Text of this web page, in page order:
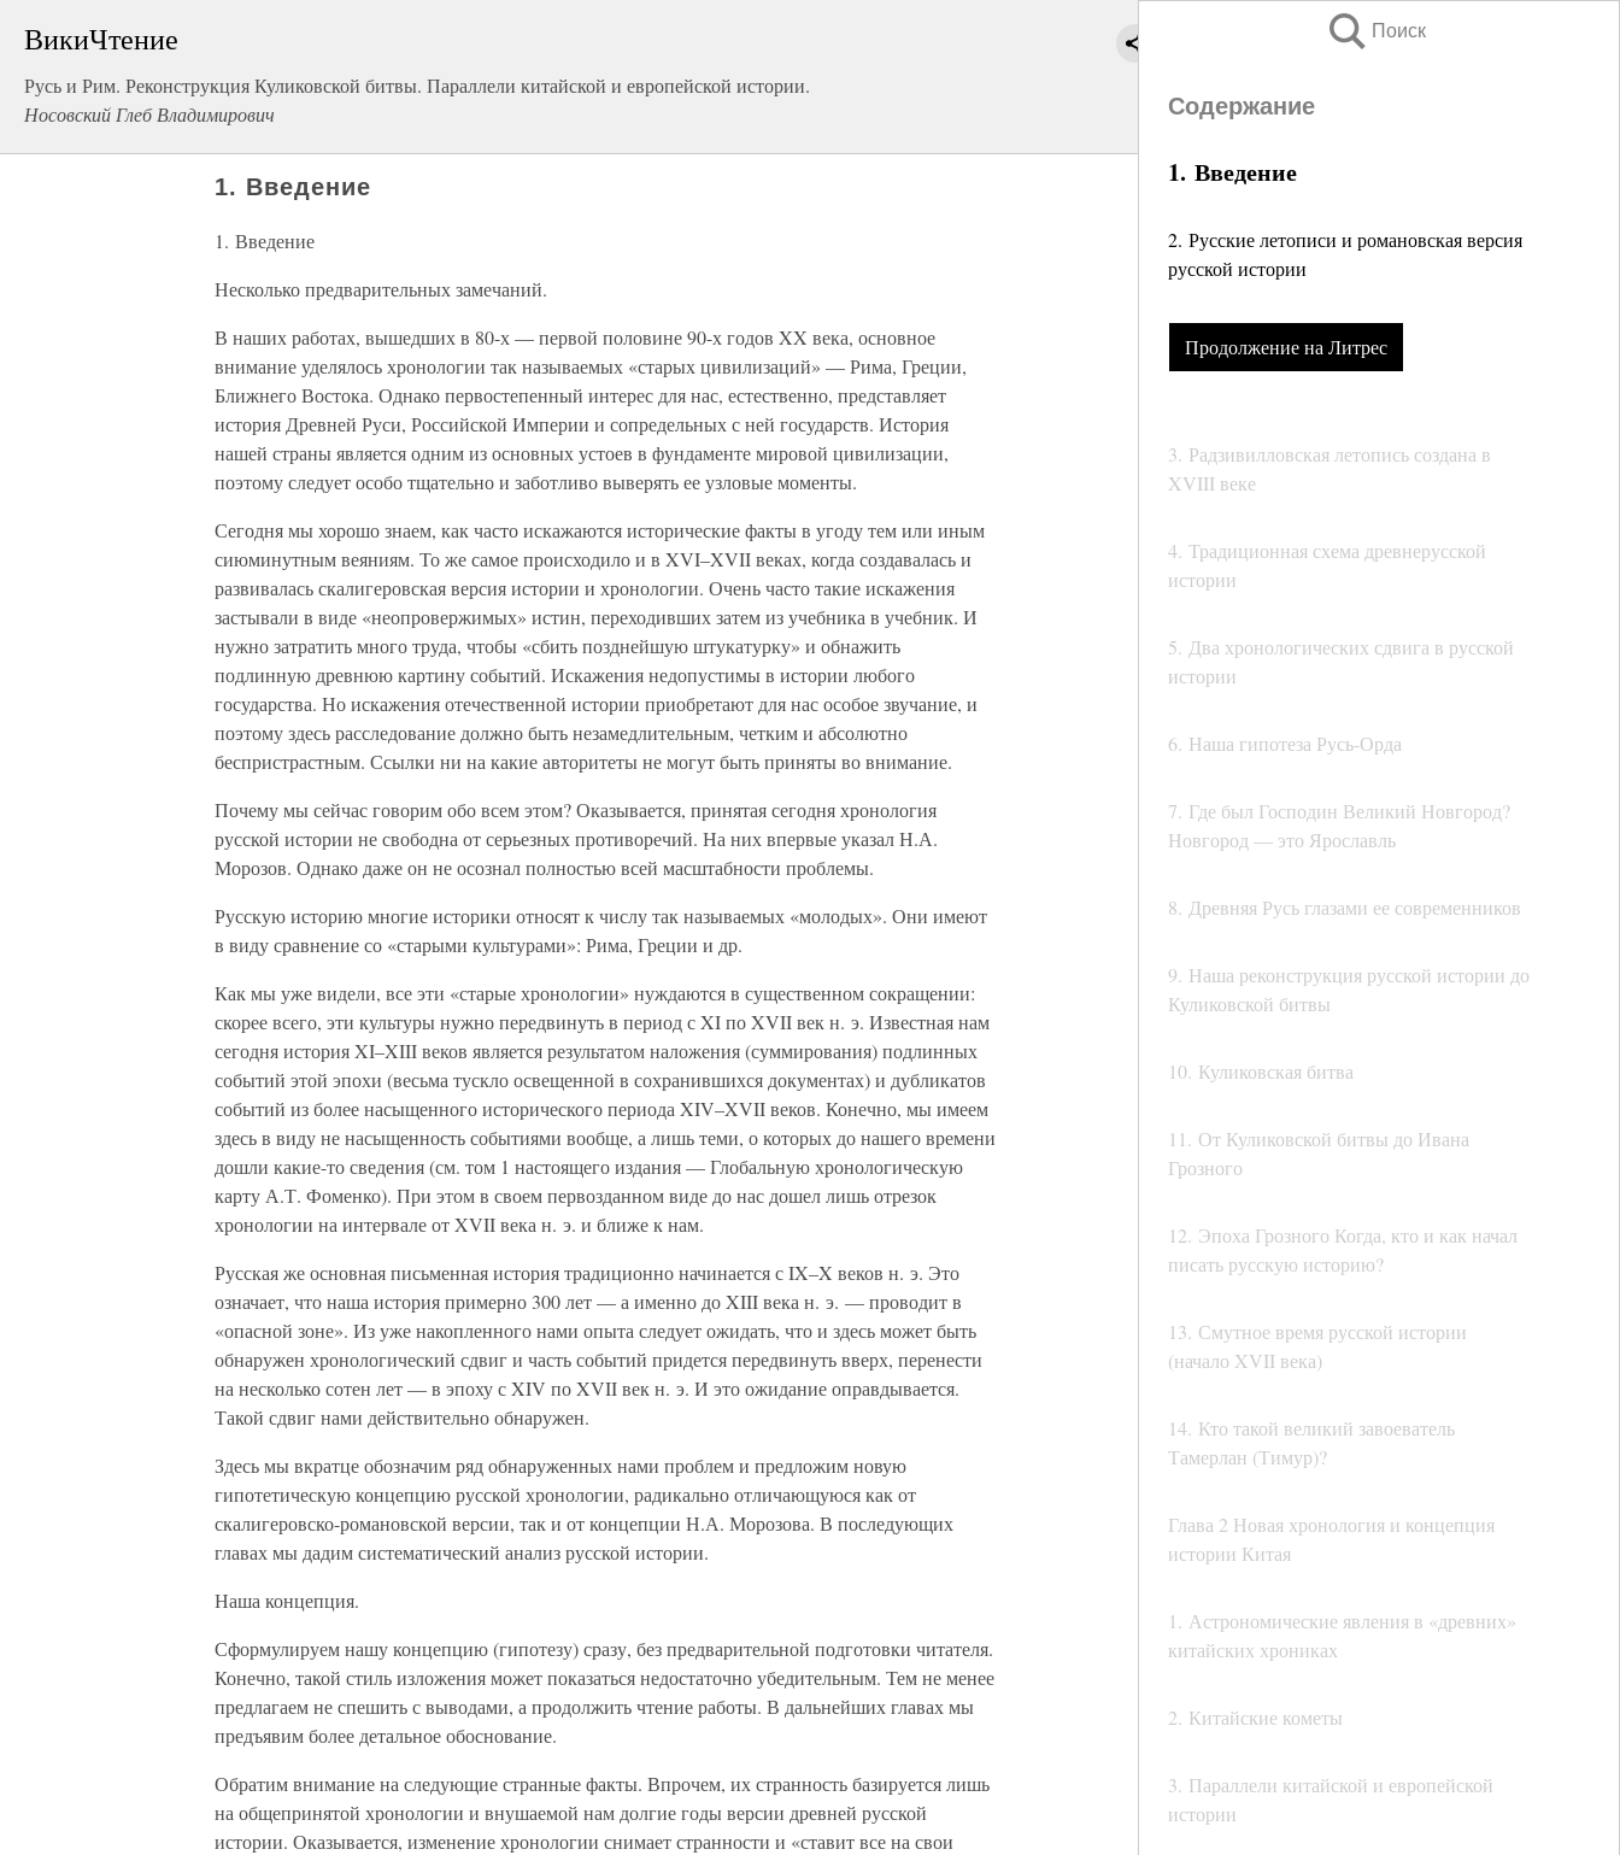
ВикиЧтение
Русь и Рим. Реконструкция Куликовской битвы. Параллели китайской и европейской истории.
Носовский Глеб Владимирович
Поиск
Содержание
1. Введение
2. Русские летописи и романовская версия
русской истории
Продолжение на Литрес
3. Радзивилловская летопись создана в
XVIII веке
4. Традиционная схема древнерусской
истории
5. Два хронологических сдвига в русской
истории
6. Наша гипотеза Русь-Орда
7. Где был Господин Великий Новгород?
Новгород — это Ярославль
8. Древняя Русь глазами ее современников
9. Наша реконструкция русской истории до
Куликовской битвы
10. Куликовская битва
11. От Куликовской битвы до Ивана
Грозного
12. Эпоха Грозного Когда, кто и как начал
писать русскую историю?
13. Смутное время русской истории
(начало XVII века)
14. Кто такой великий завоеватель
Тамерлан (Тимур)?
Глава 2 Новая хронология и концепция
истории Китая
1. Астрономические явления в «древних»
китайских хрониках
2. Китайские кометы
3. Параллели китайской и европейской
истории
1. Введение
1. Введение
Несколько предварительных замечаний.
В наших работах, вышедших в 80-х — первой половине 90-х годов XX века, основное
внимание уделялось хронологии так называемых «старых цивилизаций» — Рима, Греции,
Ближнего Востока. Однако первостепенный интерес для нас, естественно, представляет
история Древней Руси, Российской Империи и сопредельных с ней государств. История
нашей страны является одним из основных устоев в фундаменте мировой цивилизации,
поэтому следует особо тщательно и заботливо выверять ее узловые моменты.
Сегодня мы хорошо знаем, как часто искажаются исторические факты в угоду тем или иным
сиюминутным веяниям. То же самое происходило и в XVI–XVII веках, когда создавалась и
развивалась скалигеровская версия истории и хронологии. Очень часто такие искажения
застывали в виде «неопровержимых» истин, переходивших затем из учебника в учебник. И
нужно затратить много труда, чтобы «сбить позднейшую штукатурку» и обнажить
подлинную древнюю картину событий. Искажения недопустимы в истории любого
государства. Но искажения отечественной истории приобретают для нас особое звучание, и
поэтому здесь расследование должно быть незамедлительным, четким и абсолютно
беспристрастным. Ссылки ни на какие авторитеты не могут быть приняты во внимание.
Почему мы сейчас говорим обо всем этом? Оказывается, принятая сегодня хронология
русской истории не свободна от серьезных противоречий. На них впервые указал Н.А.
Морозов. Однако даже он не осознал полностью всей масштабности проблемы.
Русскую историю многие историки относят к числу так называемых «молодых». Они имеют
в виду сравнение со «старыми культурами»: Рима, Греции и др.
Как мы уже видели, все эти «старые хронологии» нуждаются в существенном сокращении:
скорее всего, эти культуры нужно передвинуть в период с XI по XVII век н. э. Известная нам
сегодня история XI–XIII веков является результатом наложения (суммирования) подлинных
событий этой эпохи (весьма тускло освещенной в сохранившихся документах) и дубликатов
событий из более насыщенного исторического периода XIV–XVII веков. Конечно, мы имеем
здесь в виду не насыщенность событиями вообще, а лишь теми, о которых до нашего времени
дошли какие-то сведения (см. том 1 настоящего издания — Глобальную хронологическую
карту А.Т. Фоменко). При этом в своем первозданном виде до нас дошел лишь отрезок
хронологии на интервале от XVII века н. э. и ближе к нам.
Русская же основная письменная история традиционно начинается с IX–X веков н. э. Это
означает, что наша история примерно 300 лет — а именно до XIII века н. э. — проводит в
«опасной зоне». Из уже накопленного нами опыта следует ожидать, что и здесь может быть
обнаружен хронологический сдвиг и часть событий придется передвинуть вверх, перенести
на несколько сотен лет — в эпоху с XIV по XVII век н. э. И это ожидание оправдывается.
Такой сдвиг нами действительно обнаружен.
Здесь мы вкратце обозначим ряд обнаруженных нами проблем и предложим новую
гипотетическую концепцию русской хронологии, радикально отличающуюся как от
скалигеровско-романовской версии, так и от концепции Н.А. Морозова. В последующих
главах мы дадим систематический анализ русской истории.
Наша концепция.
Сформулируем нашу концепцию (гипотезу) сразу, без предварительной подготовки читателя.
Конечно, такой стиль изложения может показаться недостаточно убедительным. Тем не менее
предлагаем не спешить с выводами, а продолжить чтение работы. В дальнейших главах мы
предъявим более детальное обоснование.
Обратим внимание на следующие странные факты. Впрочем, их странность базируется лишь
на общепринятой хронологии и внушаемой нам долгие годы версии древней русской
истории. Оказывается, изменение хронологии снимает странности и «ставит все на свои